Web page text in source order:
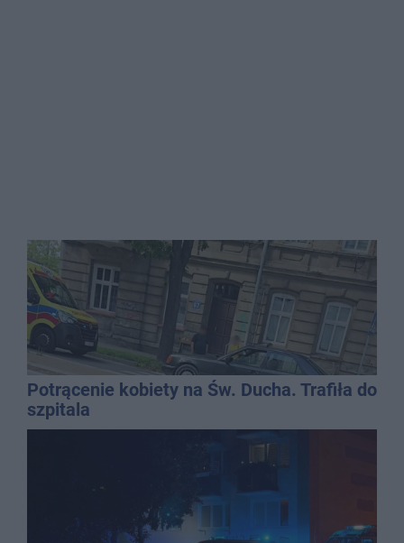
Potrącenie kobiety na Św. Ducha. Trafiła do
szpitala